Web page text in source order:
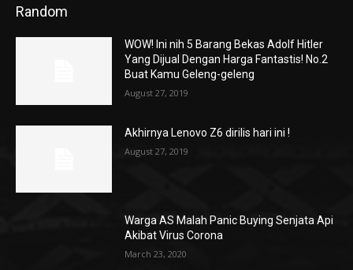
Random
WOW! Ini nih 5 Barang Bekas Adolf Hitler
Yang Dijual Dengan Harga Fantastis! No.2
Buat Kamu Geleng-geleng
August 27, 2019
Akhirnya Lenovo Z6 dirilis hari ini !
August 27, 2019
Warga AS Malah Panic Buying Senjata Api
Akibat Virus Corona
March 23, 2020